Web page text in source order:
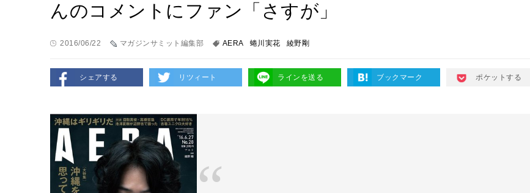
んのコメントにファン「さすが」
2016/06/22 マガジンサミット編集部 AERA 蜷川実花 綾野剛
シェアする リツィート ラインを送る ブックマーク ポケットする